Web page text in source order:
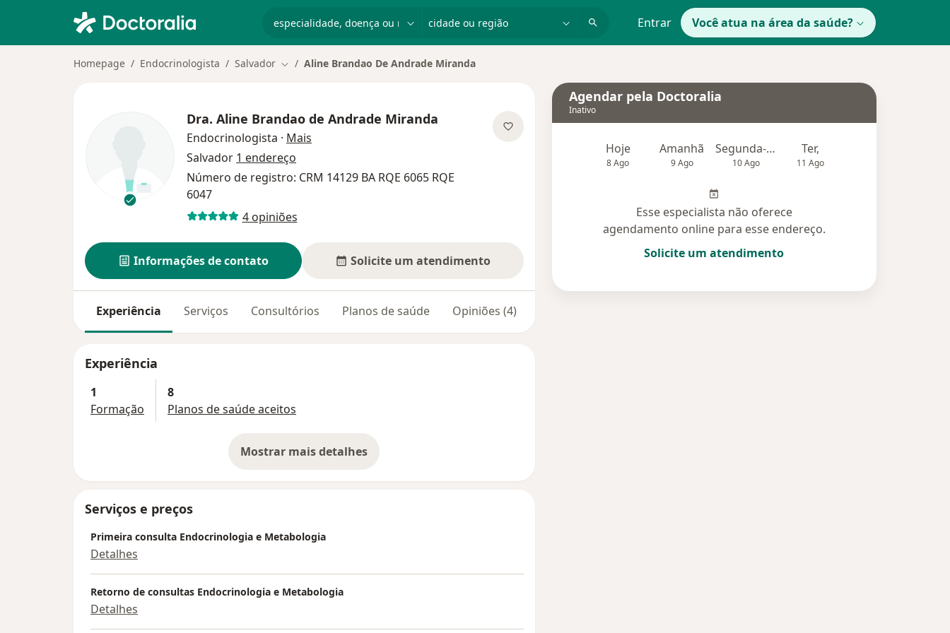
Entrar Você atua na área da saúde?
Homepage Endocrinologista Salvador Mudar de cidade
Aline Brandao De Andrade Miranda
Dra. Aline Brandao de Andrade Miranda
Endocrinologista · Mais
Salvador 1 endereço
Número de registro: CRM 14129 BA RQE 6065 RQE
6047
4 opiniões
Informações de contato Solicite um atendimento
Experiência Serviços Consultórios Planos de saúde Opiniões (4)
Experiência
1
Formação
8
Planos de saúde aceitos
Mostrar mais detalhes
sobre a experiência
Serviços e preços
Primeira consulta Endocrinologia e Metabologia
Detalhes
Retorno de consultas Endocrinologia e Metabologia
Detalhes
Agendar pela Doctoralia
Inativo
Hoje
8 Ago
Amanhã
9 Ago
Segunda-feira
10 Ago
Ter,
11 Ago
Esse especialista não oferece
agendamento online para esse endereço.
Solicite um atendimento